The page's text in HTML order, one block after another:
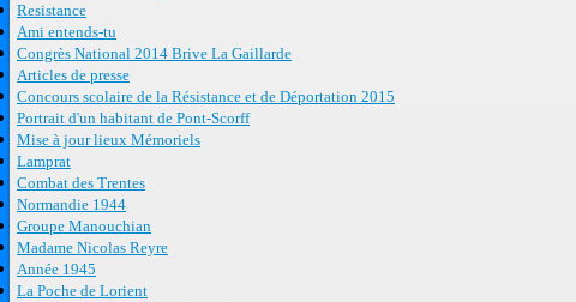
Resistance
Ami entends-tu
Congrès National 2014 Brive La Gaillarde
Articles de presse
Concours scolaire de la Résistance et de Déportation 2015
Portrait d'un habitant de Pont-Scorff
Mise à jour lieux Mémoriels
Lamprat
Combat des Trentes
Normandie 1944
Groupe Manouchian
Madame Nicolas Reyre
Année 1945
La Poche de Lorient